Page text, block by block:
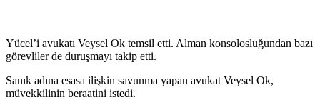
Yücel’i avukatı Veysel Ok temsil etti. Alman konsolosluğundan bazı
görevliler de duruşmayı takip etti.
Sanık adına esasa ilişkin savunma yapan avukat Veysel Ok,
müvekkilinin beraatini istedi.